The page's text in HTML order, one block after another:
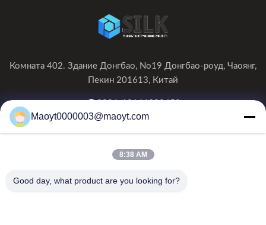
Комната 402. Здание Донгбао, No19 Донгбао-роуд, Чаоянг,
Пекин 201613, Китай
0086-19166230458
Maoyt0000003@maoyt.com
8:38 AM
Good day, what product are you looking for?